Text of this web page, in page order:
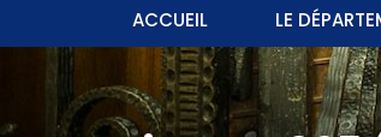
ACCUEIL LE